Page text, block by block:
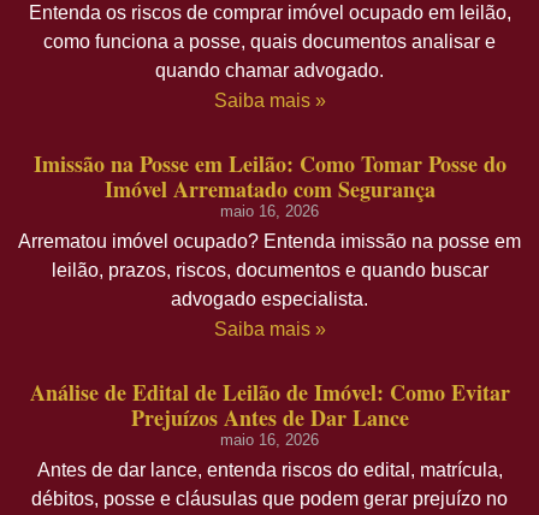
Entenda os riscos de comprar imóvel ocupado em leilão,
como funciona a posse, quais documentos analisar e
quando chamar advogado.
Saiba mais »
Imissão na Posse em Leilão: Como Tomar Posse do
Imóvel Arrematado com Segurança
maio 16, 2026
Arrematou imóvel ocupado? Entenda imissão na posse em
leilão, prazos, riscos, documentos e quando buscar
advogado especialista.
Saiba mais »
Análise de Edital de Leilão de Imóvel: Como Evitar
Prejuízos Antes de Dar Lance
maio 16, 2026
Antes de dar lance, entenda riscos do edital, matrícula,
débitos, posse e cláusulas que podem gerar prejuízo no